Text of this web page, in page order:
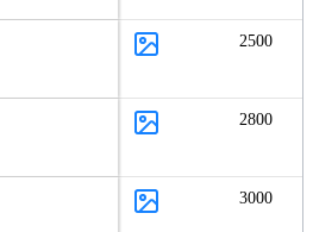
2500
2800
3000